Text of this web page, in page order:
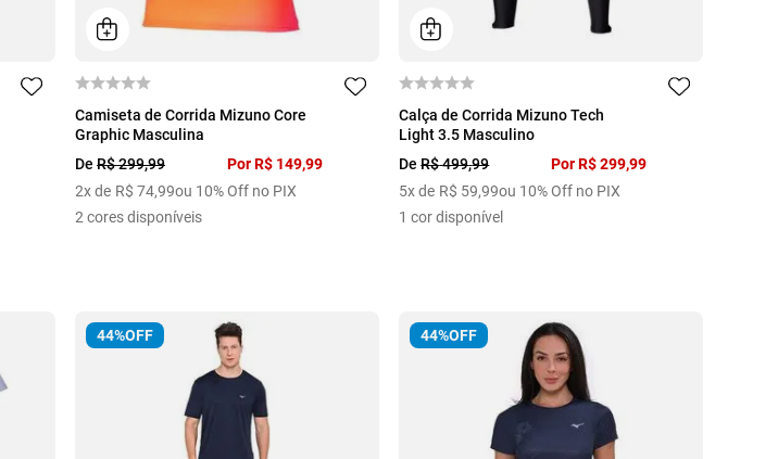
P
Camiseta de Corrida Mizuno Core
Graphic Masculina
De R$299,99 PorR$ 149,99
2x de R$ 74,99ou 10% Off no PIX
2 cores disponíveis
GG
Calça de Corrida Mizuno Tech
Light 3.5 Masculino
DeR$499,99 PorR$ 299,99
5x de R$ 59,99ou 10% Off no PIX
1 cor disponível
44%OFF 44%OFF